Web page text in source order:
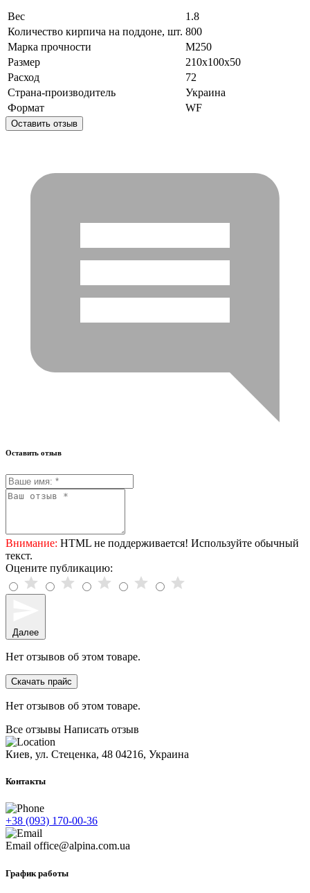
Вес
1.8
Количество кирпича на поддоне, шт. 800
Марка прочности
М250
Размер
210x100x50
Расход
72
Страна-производитель
Украина
Формат
WF
Оставить отзыв
Оставить отзыв
Внимание: HTML не поддерживается! Используйте обычный
текст.
Оцените публикацию:
Далее
Нет отзывов об этом товаре.
Скачать прайс
Нет отзывов об этом товаре.
Все отзывы Написать отзыв
Киев, ул. Стеценка, 48 04216, Украина
Контакты
+38 (093) 170-00-36
Email office@alpina.com.ua
График работы